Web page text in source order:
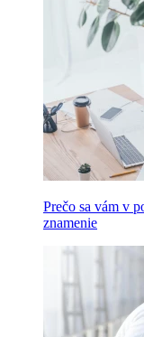
Prečo sa vám v
znamenie